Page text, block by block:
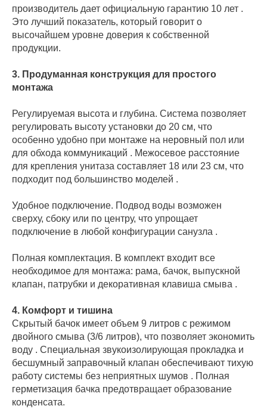
производитель дает официальную гарантию 10 лет .
Это лучший показатель, который говорит о
высочайшем уровне доверия к собственной
продукции.
3. Продуманная конструкция для простого
монтажа
Регулируемая высота и глубина. Система позволяет
регулировать высоту установки до 20 см, что
особенно удобно при монтаже на неровный пол или
для обхода коммуникаций . Межосевое расстояние
для крепления унитаза составляет 18 или 23 см, что
подходит под большинство моделей .
Удобное подключение. Подвод воды возможен
сверху, сбоку или по центру, что упрощает
подключение в любой конфигурации санузла .
Полная комплектация. В комплект входит все
необходимое для монтажа: рама, бачок, выпускной
клапан, патрубки и декоративная клавиша смыва .
4. Комфорт и тишина
Скрытый бачок имеет объем 9 литров с режимом
двойного смыва (3/6 литров), что позволяет экономить
воду . Специальная звукоизолирующая прокладка и
бесшумный заправочный клапан обеспечивают тихую
работу системы без неприятных шумов . Полная
герметизация бачка предотвращает образование
конденсата.